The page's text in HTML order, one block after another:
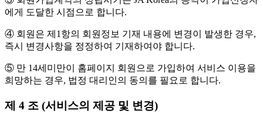
에게 도달한 시점으로 합니다.
④ 회원은 제1항의 회원정보 기재 내용에 변경이 발생한 경우,
즉시 변경사항을 정정하여 기재하여야 합니다.
⑤ 만 14세미만이 홈페이지 회원으로 가입하여 서비스 이용을
희망하는 경우, 법정 대리인의 동의를 필요로 합니다.
제 4 조 (서비스의 제공 및 변경)